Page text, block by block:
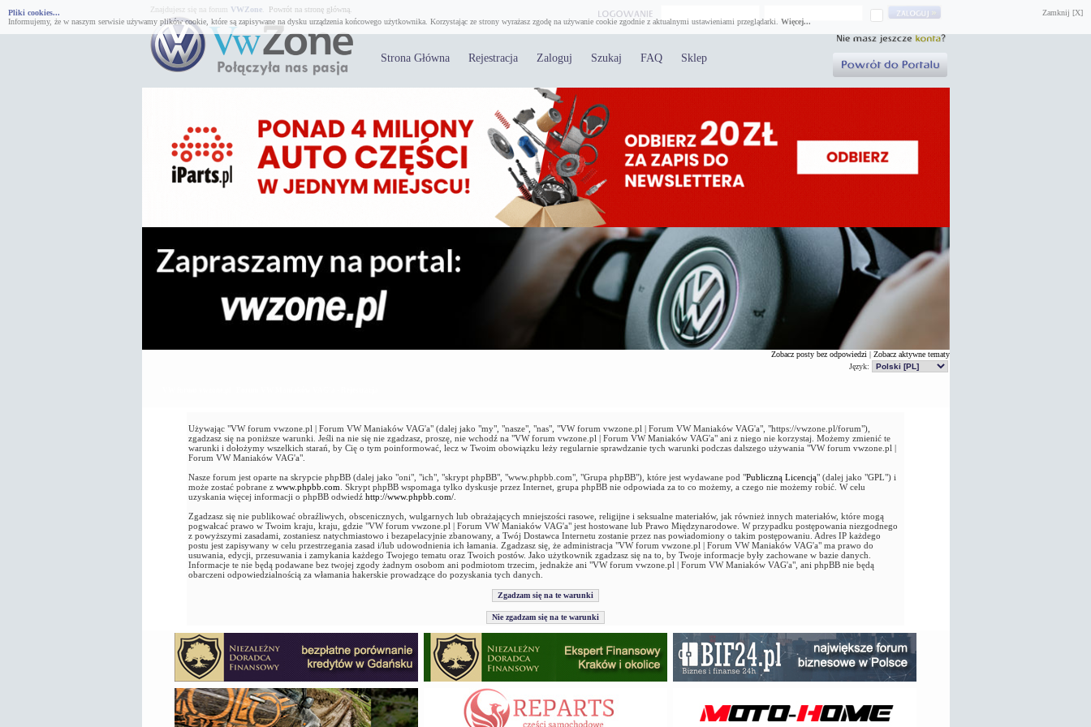
Zamknij [X]
Pliki cookies...
Informujemy, że w naszym serwisie używamy plików cookie, które są zapisywane na dysku urządzenia końcowego użytkownika. Korzystając ze strony wyrażasz zgodę na używanie cookie zgodnie z aktualnymi ustawieniami przeglądarki. Więcej...
Znajdujesz się na forum VWZone. Powrót na stronę główną.
Strona Główna Rejestracja Zaloguj Szukaj FAQ Sklep
Zobacz posty bez odpowiedzi | Zobacz aktywne tematy
Język:
Używając "VW forum vwzone.pl | Forum VW Maniaków VAG'a" (dalej jako "my", "nasze", "nas", "VW forum vwzone.pl | Forum VW Maniaków VAG'a", "https://vwzone.pl/forum"),
zgadzasz się na poniższe warunki. Jeśli na nie się nie zgadzasz, proszę, nie wchodź na "VW forum vwzone.pl | Forum VW Maniaków VAG'a" ani z niego nie korzystaj. Możemy zmienić te
warunki i dołożymy wszelkich starań, by Cię o tym poinformować, lecz w Twoim obowiązku leży regularnie sprawdzanie tych warunki podczas dalszego używania "VW forum vwzone.pl |
Forum VW Maniaków VAG'a".
Nasze forum jest oparte na skrypcie phpBB (dalej jako "oni", "ich", "skrypt phpBB", "www.phpbb.com", "Grupa phpBB"), które jest wydawane pod "Publiczną Licencją" (dalej jako "GPL") i
może zostać pobrane z www.phpbb.com . Skrypt phpBB wspomaga tylko dyskusje przez Internet, grupa phpBB nie odpowiada za to co możemy, a czego nie możemy robić. W celu
uzyskania więcej informacji o phpBB odwiedź http://www.phpbb.com/
Zgadzasz się nie publikować obraźliwych, obscenicznych, wulgarnych lub obrażających mniejszości rasowe, religijne i seksualne materiałów, jak również innych materiałów, które mogą
pogwałcać prawo w Twoim kraju, kraju, gdzie "VW forum vwzone.pl | Forum VW Maniaków VAG'a" jest hostowane lub Prawo Międzynarodowe. W przypadku postępowania niezgodnego
z powyższymi zasadami, zostaniesz natychmiastowo i bezapelacyjnie zbanowany, a Twój Dostawca Internetu zostanie przez nas powiadomiony o takim postępowaniu. Adres IP każdego
postu jest zapisywany w celu przestrzegania zasad i/lub udowodnienia ich łamania. Zgadzasz się, że administracja "VW forum vwzone.pl | Forum VW Maniaków VAG'a" ma prawo do
usuwania, edycji, przesuwania i zamykania każdego Twojego tematu oraz Twoich postów. Jako użytkownik zgadzasz się na to, by Twoje informacje były zachowane w bazie danych.
Informacje te nie będą podawane bez twojej zgody żadnym osobom ani podmiotom trzecim, jednakże ani "VW forum vwzone.pl | Forum VW Maniaków VAG'a", ani phpBB nie będą
obarczeni odpowiedzialnością za włamania hakerskie prowadzące do pozyskania tych danych.